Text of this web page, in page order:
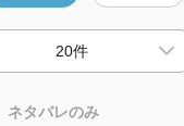
ネタバレのみ